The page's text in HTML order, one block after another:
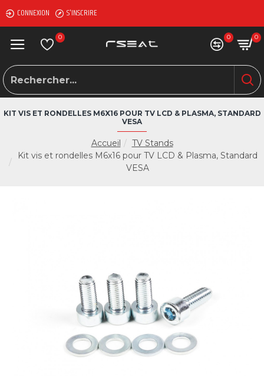
CONNEXION S'INSCRIRE
0 0 0
Accueil
TV Stands
Kit vis et rondelles M6x16 pour TV LCD & Plasma, Standard
VESA
KIT VIS ET RONDELLES M6X16 POUR TV LCD & PLASMA, STANDARD
VESA